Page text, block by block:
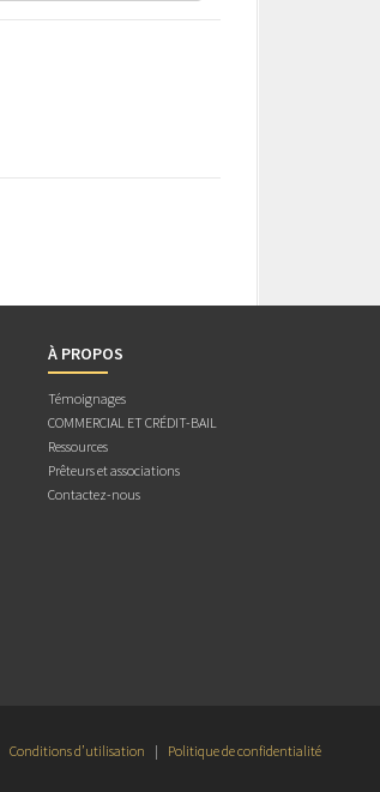
À PROPOS
Témoignages
COMMERCIAL ET CRÉDIT-BAIL
Ressources
Prêteurs et associations
Contactez-nous
Conditions d’utilisation | Politique de confidentialité